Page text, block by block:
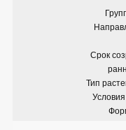
Срок
Тип